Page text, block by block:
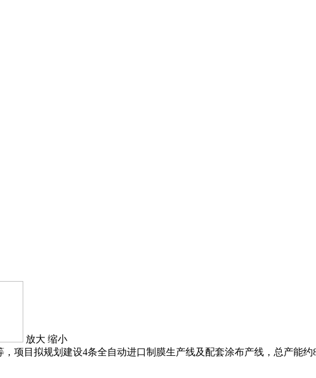
放大 缩小
项目拟规划建设4条全自动进口制膜生产线及配套涂布产线，总产能